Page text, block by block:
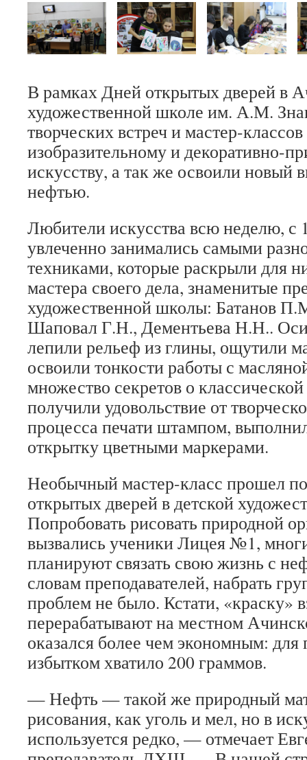
В рамках Дней открытых дверей в
художественной школе им. А.М.
творческих встреч и мастер-
изобразительному и декоративно-
искусству, а так же освоили новый
нефтью.
Любители искусства всю неделю, с
увлеченно занимались самыми
техниками, которые раскрыли для
мастера своего дела, знаменитые
художественной школы: Батанов
Шаповал Г.Н., Дементьева Н.Н..
лепили рельеф из глины, ощутили
освоили тонкости работы с
множество секретов о
получили удовольствие от
процесса печати штампом,
открытку цветными маркерами.
Необычный мастер-класс прошел
открытых дверей в детской
Попробовать рисовать природной
вызвались ученики Лицея №1,
планируют связать свою жизнь с
словам преподавателей, набрать
проблем не было. Кстати, «краску»
перерабатывают на местном
оказался более чем экономным: для
избытком хватило 200 граммов.
— Нефть — такой же природный
рисования, как уголь и мел, но в
используется редко, — отмечает